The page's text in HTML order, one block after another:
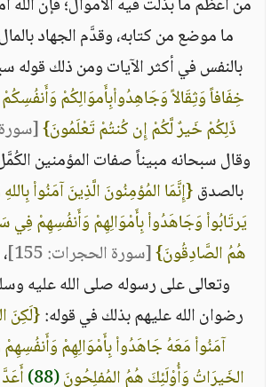
من أعظم ما بُذلت فيه الأموال؛ فإن الله
ما موضع من كتابه، وقدَّم الجهاد
بالنفس في أكثر الآيات ومن ذلك قوله
خِفَافاً وَثِقَالاً وَجَاهِدُواْبِأَموَالِكُمْ
ذَلِكُمْ خَيرٌ لَّكُمْ إِن كُنتُمْ تَعْلَمُونَ}[سورة
وقال سبحانه مبيناً صفات المؤمنين
بالصدق{إِنَّمَا المُؤمِنُونَ الَّذِينَ آمَنُواْ
يَرتَابُواْ وَجَاهَدُواْ بِأَمْوَالِهِمْ وَأَنفُسِهِمْ فِي
هُمُ الصَّادِقُونَ}[سورة الحجرات: 155]
وتعالى على رسوله صلى الله عليه
رضوان الله عليهم بذلك في قوله:{لَكِنَ
آمَنُواْ مَعَهُ جَاهَدُواْ بِأَمْوَالِهِمْ
الخَيرَاتُ وَأُوْلَئِكَ هُمُ المُفلِحُونَ(88)